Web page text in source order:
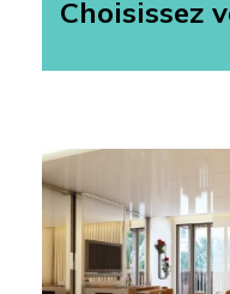
Choisissez